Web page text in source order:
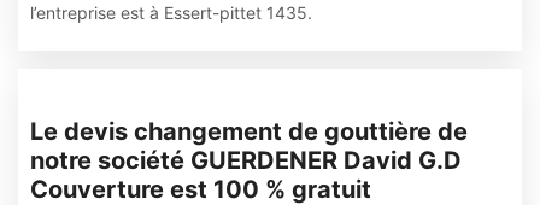
l’entreprise est à Essert-pittet 1435.
Le devis changement de gouttière de
notre société GUERDENER David G.D
Couverture est 100 % gratuit